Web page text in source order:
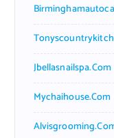
Jbellasnailspa.com
Mychaihouse.com